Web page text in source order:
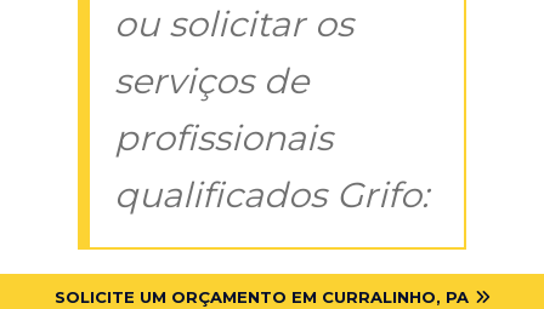
ou solicitar os
serviços de
profissionais
qualificados Grifo:
SOLICITE UM ORÇAMENTO EM CURRALINHO, PA